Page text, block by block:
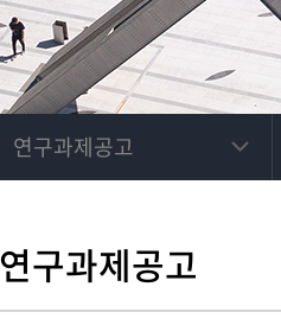
연구과제공고
연구과제공고